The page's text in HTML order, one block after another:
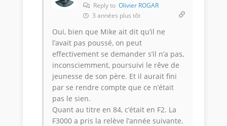
Reply toOlivier ROGAR
3 années plus tôt
Oui, bien que Mike ait dit qu’il ne
l’avait pas poussé, on peut
effectivement se demander s’il n’a pas,
inconsciemment, poursuivi le rêve de
jeunesse de son père. Et il aurait fini
par se rendre compte que ce n’était
pas le sien.
Quant au titre en 84, c’était en F2. La
F3000 a pris la relève l’année suivante.